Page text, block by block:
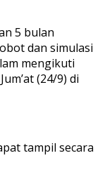
5 bulan
dan simulasi
mengikuti
(24/9) di
tampil secara